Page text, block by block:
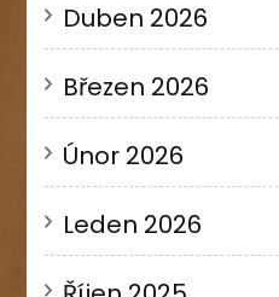
Duben 2026
Březen 2026
Únor 2026
Leden 2026